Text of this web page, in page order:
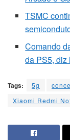
TSMC
Comando
da PS5, diz
Tags: 5g
Xiaomi Redmi